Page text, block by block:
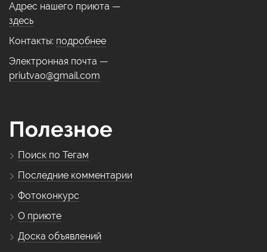
Адрес нашего приюта —
здесь
Контакты: подробнее
Электронная почта —
priutvao@gmail.com
Полезное
Поиск по Тегам
Последние комментарии
Фотоконкурс
О приюте
Доска объявлений